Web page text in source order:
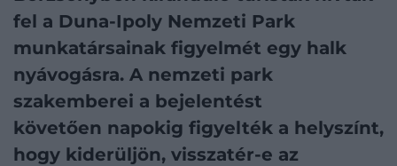
fel a Duna-Ipoly Nemzeti Park
munkatársainak figyelmét egy halk
nyávogásra. A nemzeti park
szakemberei a bejelentést
követően napokig figyelték a helyszínt,
hogy kiderüljön, visszatér-e az